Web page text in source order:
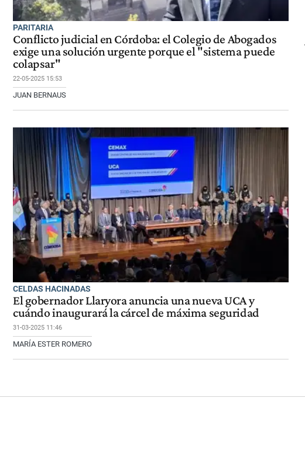
PARITARIA
Conflicto judicial en Córdoba: el Colegio de Abogados
exige una solución urgente porque el "sistema puede
colapsar"
22-05-2025 15:53
JUAN BERNAUS
CELDAS HACINADAS
El gobernador Llaryora anuncia una nueva UCA y
cuándo inaugurará la cárcel de máxima seguridad
31-03-2025 11:46
MARÍA ESTER ROMERO